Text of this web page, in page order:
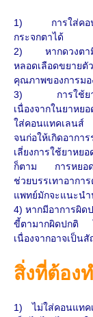
1) การใส่คอนแ
กระจกตาได้
2) หากดวงตามีอ
หลอดเลือดขยาย
คุณภาพของการม
3) การใช้ยาหย
เนื่องจากในยาหย
ใส่คอนแทคเลนส์
จนก่อให้เกิดอากา
เลี่ยงการใช้ยาห
ก็ตาม การหยอด
ช่วยบรรเทาอาก
แพทย์มักจะแนะน
4) หากมีอาการผิด
ขี้ตามากผิดปกติ
เนื่องจากอาจเป็น
สิ่งที่ต้อง
1) ไม่ใส่คอนแทค